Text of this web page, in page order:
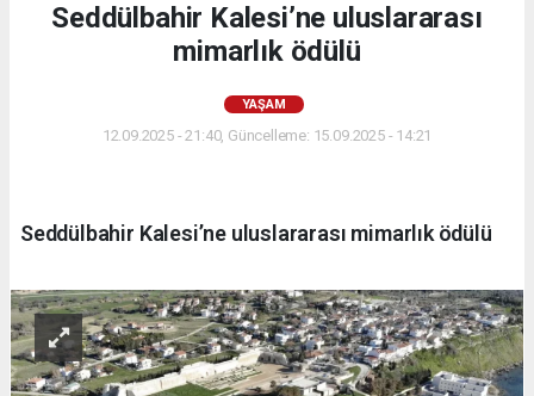
Seddülbahir Kalesi’ne uluslararası
mimarlık ödülü
YAŞAM
12.09.2025 - 21:40, Güncelleme: 15.09.2025 - 14:21
Seddülbahir Kalesi’ne uluslararası mimarlık ödülü